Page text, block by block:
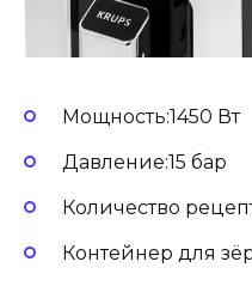
Мощность:1450 Вт
Давление:15 бар
Количество
Контейнер для